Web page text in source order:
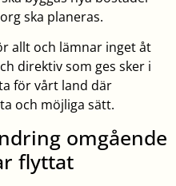
ska planeras.
allt och lämnar inget åt
direktiv som ges sker i
för vårt land där
och möjliga sätt.
omgående
flyttat